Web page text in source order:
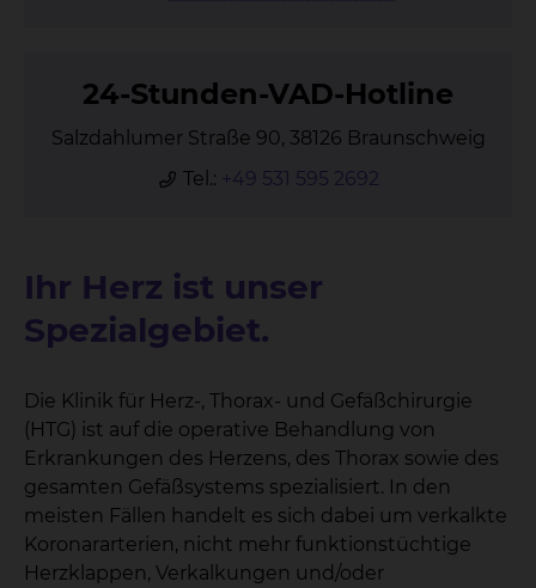
24-Stun­den-VAD-Hot­line
Salzdahlumer Straße 90, 38126 Braunschweig
Tel.: +49 531 595 2692
Ihr Herz ist unser
Spezialgebiet.
Die Klinik für Herz-, Thorax- und Gefäßchirurgie
(HTG) ist auf die operative Behandlung von
Erkrankungen des Herzens, des Thorax sowie des
gesamten Gefäßsystems spezialisiert. In den
meisten Fällen handelt es sich dabei um verkalkte
Koronararterien, nicht mehr funktionstüchtige
Herzklappen, Verkalkungen und/oder